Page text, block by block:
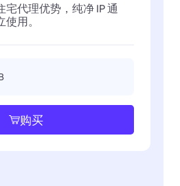
代理优势，纯净 IP 通
用。
购买